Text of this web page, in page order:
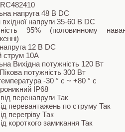
напруга 48 В DC
вхідної напруги 35-60 В DC
95% (половинному
12 В DC
струм 10A
Вихідна потужність 120 Вт
потужність 300 Вт
-30 ° c ~ +80 ° c
IP68
перенапруги Так
перевантажень по струму Так
перегріву Так
короткого замикання Так